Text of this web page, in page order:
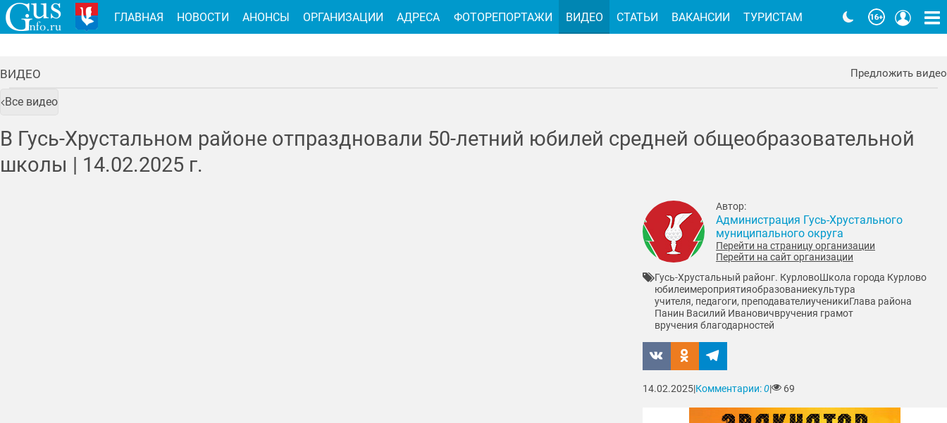
ВИДЕО Предложить видео
Все видео
В Гусь-Хрустальном районе отпраздновали 50-летний юбилей средней общеобразовательной
школы | 14.02.2025 г.
Автор:
Администрация Гусь-Хрустального
муниципального округа
Перейти на страницу организации
Перейти на сайт организации
Гусь-Хрустальный районг. КурловоШкола города Курлово
юбилеимероприятияобразованиекультура
учителя, педагоги, преподавателиученикиГлава района
Панин Василий Ивановичвручения грамот
вручения благодарностей
14.02.2025|Комментарии:0| 69
ГЛАВНАЯ НОВОСТИ АНОНСЫ ОРГАНИЗАЦИИ АДРЕСА ФОТОРЕПОРТАЖИ ВИДЕО СТАТЬИ ВАКАНСИИ ТУРИСТАМ